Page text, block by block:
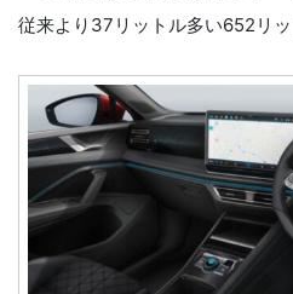
従来より37リットル多い652リッ